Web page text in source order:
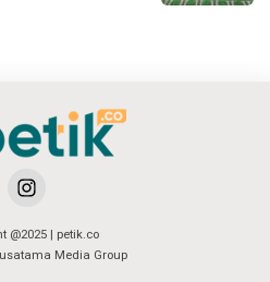
@2025 | petik.co
Media Group